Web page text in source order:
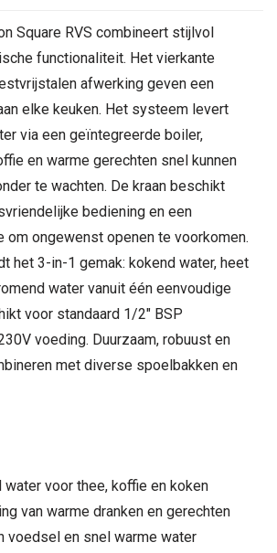
Square RVS combineert stijlvol
functionaliteit. Het vierkante
afwerking geven een
elke keuken. Het systeem levert
via een geïntegreerde boiler,
en warme gerechten snel kunnen
te wachten. De kraan beschikt
bediening en een
ongewenst openen te voorkomen.
het 3-in-1 gemak: kokend water, heet
water vanuit één eenvoudige
voor standaard 1/2" BSP
voeding. Duurzaam, robuust en
met diverse spoelbakken en
water voor thee, koffie en koken
van warme dranken en gerechten
voedsel en snel warme water